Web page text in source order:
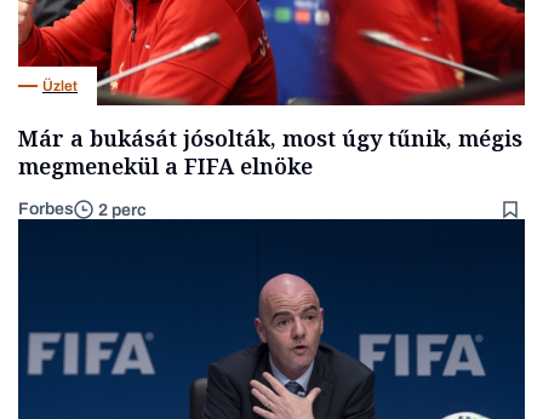
Üzlet
Már a bukását jósolták, most úgy tűnik, mégis
megmenekül a FIFA elnöke
Forbes 2 perc